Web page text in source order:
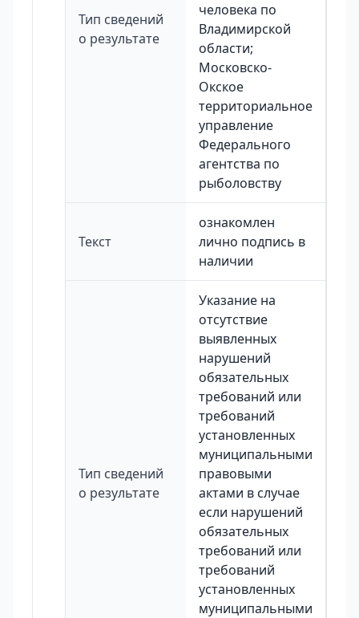
Тип сведений
о результате
человека по
Владимирской
области;
Московско-
Окское
территориальное
управление
Федерального
агентства по
рыболовству
Текст
ознакомлен
лично подпись в
наличии
Тип сведений
о результате
Указание на
отсутствие
выявленных
нарушений
обязательных
требований или
требований
установленных
муниципальными
правовыми
актами в случае
если нарушений
обязательных
требований или
требований
установленных
муниципальными